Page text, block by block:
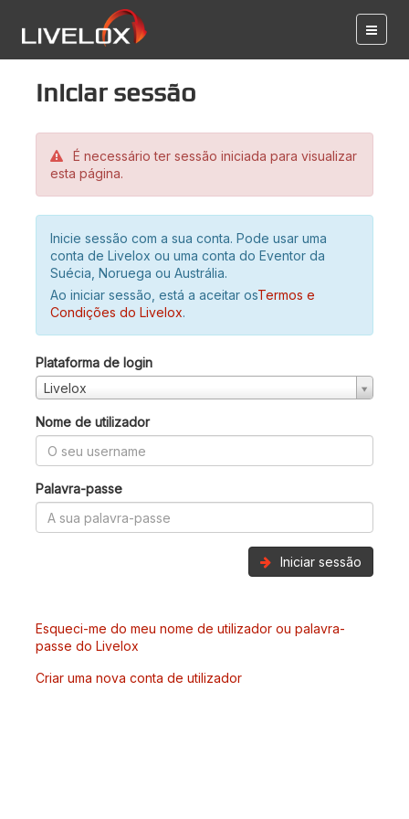
Iniciar sessão
É necessário ter sessão iniciada para visualizar
esta página.
Inicie sessão com a sua conta. Pode usar uma
conta de Livelox ou uma conta do Eventor da
Suécia, Noruega ou Austrália.
Ao iniciar sessão, está a aceitar osTermos e
Condições do Livelox.
Plataforma de login
Livelox
Nome de utilizador
Palavra-passe
Iniciar sessão
Esqueci-me do meu nome de utilizador ou palavra-
passe do Livelox
Criar uma nova conta de utilizador